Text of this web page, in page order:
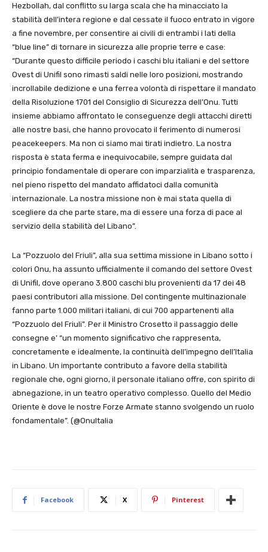
Hezbollah, dal conflitto su larga scala che ha minacciato la
stabilità dell’intera regione e dal cessate il fuoco entrato in vigore
a fine novembre, per consentire ai civili di entrambi i lati della
“blue line” di tornare in sicurezza alle proprie terre e case:
“Durante questo difficile periodo i caschi blu italiani e del settore
Ovest di Unifil sono rimasti saldi nelle loro posizioni, mostrando
incrollabile dedizione e una ferrea volontà di rispettare il mandato
della Risoluzione 1701 del Consiglio di Sicurezza dell’Onu. Tutti
insieme abbiamo affrontato le conseguenze degli attacchi diretti
alle nostre basi, che hanno provocato il ferimento di numerosi
peacekeepers. Ma non ci siamo mai tirati indietro. La nostra
risposta è stata ferma e inequivocabile, sempre guidata dal
principio fondamentale di operare con imparzialità e trasparenza,
nel pieno rispetto del mandato affidatoci dalla comunità
internazionale. La nostra missione non è mai stata quella di
scegliere da che parte stare, ma di essere una forza di pace al
servizio della stabilità del Libano”.
La “Pozzuolo del Friuli”, alla sua settima missione in Libano sotto i
colori Onu, ha assunto ufficialmente il comando del settore Ovest
di Unifil, dove operano 3.800 caschi blu provenienti da 17 dei 48
paesi contributori alla missione. Del contingente multinazionale
fanno parte 1.000 militari italiani, di cui 700 appartenenti alla
“Pozzuolo del Friuli”. Per il Ministro Crosetto il passaggio delle
consegne e’ “un momento significativo che rappresenta,
concretamente e idealmente, la continuità dell’impegno dell’Italia
in Libano. Un importante contributo a favore della stabilità
regionale che, ogni giorno, il personale italiano offre, con spirito di
abnegazione, in un teatro operativo complesso. Quello del Medio
Oriente è dove le nostre Forze Armate stanno svolgendo un ruolo
fondamentale”. (@OnuItalia
Facebook X Pinterest